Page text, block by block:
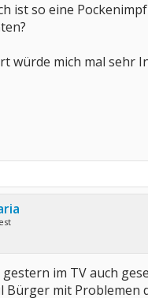
ist so eine
würde mich mal sehr
gestern im TV auch
Bürger mit Problemen